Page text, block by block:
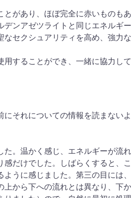
があり、ほぼ完全に赤いものも
ンアゼツライトと同じエネルギ
セクシュアリティを高め、強力
することができ、一緒に協力して
それについての情報を読まな
。温かく感じ、エネルギーが
だけでした。しばらくすると、
うに感じました。第三の目に
から下への流れとは異なり、